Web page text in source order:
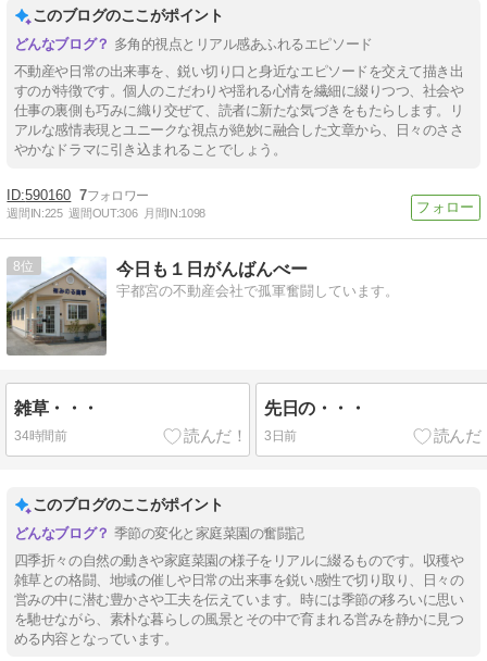
このブログのここがポイント
多角的視点とリアル感あふれるエピソード
不動産や日常の出来事を、鋭い切り口と身近なエピソードを交えて描き出
すのが特徴です。個人のこだわりや揺れる心情を繊細に綴りつつ、社会や
仕事の裏側も巧みに織り交ぜて、読者に新たな気づきをもたらします。リ
アルな感情表現とユニークな視点が絶妙に融合した文章から、日々のささ
やかなドラマに引き込まれることでしょう。
590160 7
週間IN:225 週間OUT:306 月間IN:1098
8 今日も１日がんばんべー
宇都宮の不動産会社で孤軍奮闘しています。
雑草・・・
34時間前
先日の・・・
3日前
このブログのここがポイント
季節の変化と家庭菜園の奮闘記
四季折々の自然の動きや家庭菜園の様子をリアルに綴るものです。収穫や
雑草との格闘、地域の催しや日常の出来事を鋭い感性で切り取り、日々の
営みの中に潜む豊かさや工夫を伝えています。時には季節の移ろいに思い
を馳せながら、素朴な暮らしの風景とその中で育まれる営みを静かに見つ
める内容となっています。